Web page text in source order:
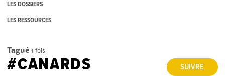
LES DOSSIERS
LES RESSOURCES
Tagué 1 fois
SUIVRE
#CANARDS